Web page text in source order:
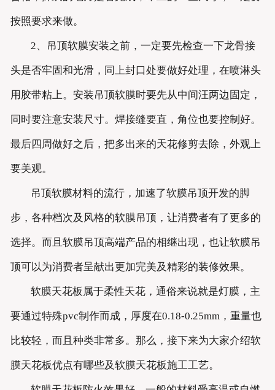
按照要求来做。
2、吊顶软膜安装之前，一定要先检查一下龙骨接
头是否牢固和光滑，同上封口处要做好处理，在喷淋头
用胶带粘上。安装吊顶软膜时要先从中间汪两边固定，
同时要注意安装尺寸。焊接缝要直，角位也要控制好。
最后四周做好之后，把多出来的天花修剪去除，外观上
要美观。
吊顶软膜材料的流行，加速了软膜吊顶开发的脚
步，各种档次及风格的软膜吊顶，让消费者有了更多的
选择。而且软膜吊顶高端产品的相继出现，也让软膜吊
顶可以为消费者呈献出更加完美及精彩的装修效果。
软膜天花板属于柔性天花，通俗来说就是灯膜，主
要通过特殊pvc制作而成，厚度在0.18-0.25mm，重量也
比较轻，而且种类非常多。那么，接下来为大家介绍软
膜天花板优点有哪些及软膜天花板施工工艺。